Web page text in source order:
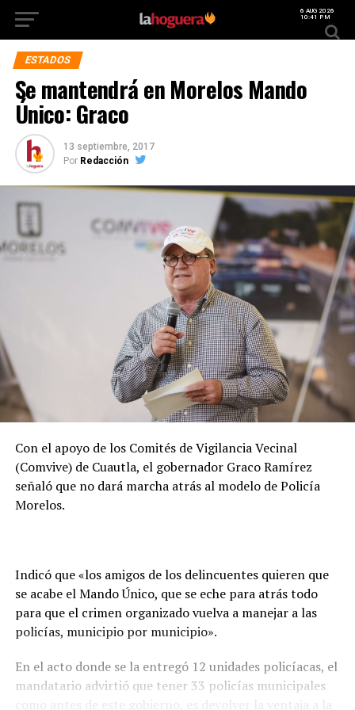
6 AUG 2026
10:41 PM
ESTADOS
Se mantendrá en Morelos Mando
Único: Graco
13 septiembre, 2017
Por Redacción
Con el apoyo de los Comités de Vigilancia Vecinal
(Comvive) de Cuautla, el gobernador Graco Ramírez
señaló que no dará marcha atrás al modelo de Policía
Morelos.
Indicó que «los amigos de los delincuentes quieren que
se acabe el Mando Único, que se eche para atrás todo
para que el crimen organizado vuelva a manejar a las
policías, municipio por municipio».
En el acto donde se la entregó 12 unidades policíacas, el
mandatario advirtió que tener 33 policías municipales
como antes de este gobierno, es devolver la ventaja a la